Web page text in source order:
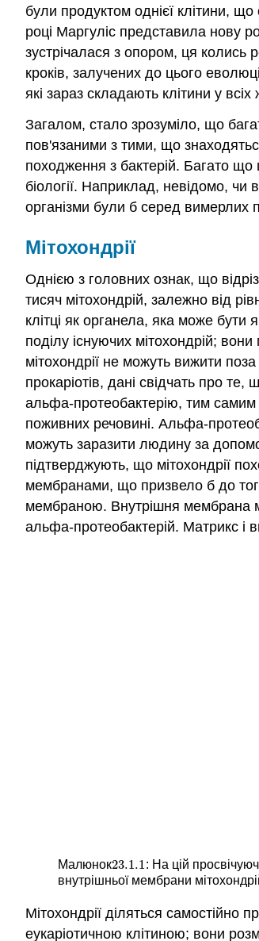
були продуктом однієї клітини,
році Маргуліс представила нову
зустрічалася з опором, ця колись
кроків, залучених до цього
які зараз складають клітини у всіх
Загалом, стало зрозуміло, що
пов'язаними з тими, що
походження з бактерій. Багато
біології. Наприклад, невідомо, чи
організми були б серед вимерлих
Мітохондрії
Однією з головних ознак, що
тисяч мітохондрій, залежно від
клітці як органела, яка може
поділу існуючих мітохондрій;
мітохондрії не можуть вижити
прокаріотів, дані свідчать про
альфа-протеобактерію, тим самим
поживних речовині. Альфа-
можуть заразити людину за
підтверджують, що мітохондрії
мембранами, що призвело б до
мембраною. Внутрішня мембрана
альфа-протеобактерій. Матрикс і
Малюнок23.1.1
23.1.1: На цій
внутрішньої мембрани
Мітохондрії діляться самостійно
еукаріотичною клітиною; вони